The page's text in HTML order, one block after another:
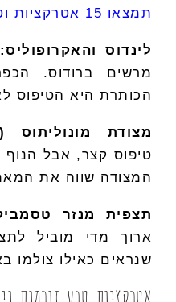
תמצאו 15 אטרקציות וטיולי טבע מחוץ לעונה
לינדוס והאקרופוליס:
מרשים ברודוס.
הכותרת היא הטיפוס
מצודת מונוליתוס (Monolithos Castle)
טיפוס קצר, אבל
המצודה שווה את
תצפית מנזר
ארוך מדי מוביל
שנראים כאילו צולמו